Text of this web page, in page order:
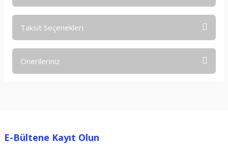
Taksit Seçenekleri
Önerileriniz
Ürün resmi kalitesiz, bozuk veya görüntülenemiyor.
E-Bültene Kayıt Olun